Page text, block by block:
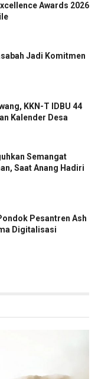
Awards 2026
Jadi Komitmen
KKN-T IDBU 44
Kalender Desa
Semangat
Saat Anang Hadiri
Pesantren Ash
Digitalisasi